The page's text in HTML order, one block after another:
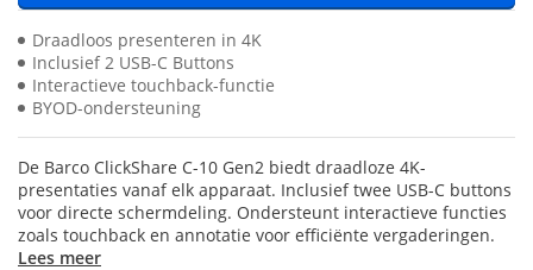
Draadloos presenteren in 4K
Inclusief 2 USB-C Buttons
Interactieve touchback-functie
BYOD-ondersteuning
De Barco ClickShare C-10 Gen2 biedt draadloze 4K-
presentaties vanaf elk apparaat. Inclusief twee USB-C buttons
voor directe schermdeling. Ondersteunt interactieve functies
zoals touchback en annotatie voor efficiënte vergaderingen.
Lees meer